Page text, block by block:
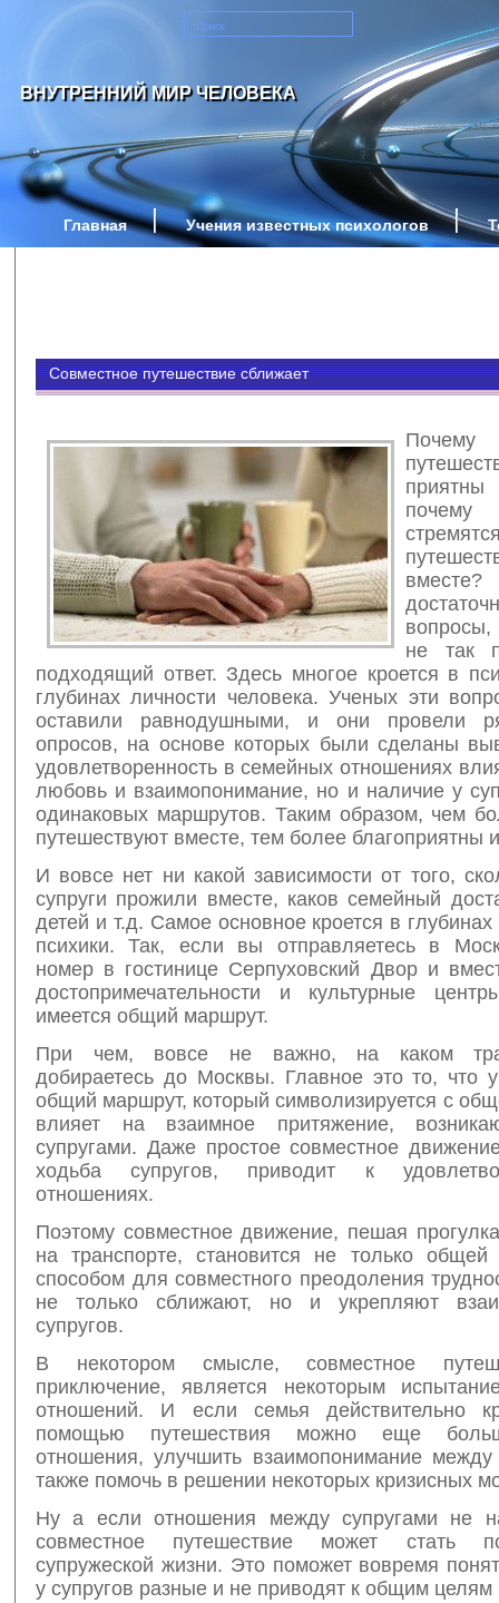
ВНУТРЕННИЙ МИР ЧЕЛОВЕКА
Главная Учения известных психологов
Совместное путешествие сближает
Почему
не так
подходящий ответ. Здесь многое кроется в
глубинах личности человека. Ученых эти
оставили равнодушными, и они провели
опросов, на основе которых были сделаны
удовлетворенность в семейных отношениях
любовь и взаимопонимание, но и наличие у
одинаковых маршрутов. Таким образом, чем
путешествуют вместе, тем более благоприятны
И вовсе нет ни какой зависимости от того,
супруги прожили вместе, каков семейный
детей и т.д. Самое основное кроется в глубинах
психики. Так, если вы отправляетесь в
номер в гостинице Серпуховский Двор и
достопримечательности и культурные
имеется общий маршрут.
При чем, вовсе не важно, на каком
добираетесь до Москвы. Главное это то, что
общий маршрут, который символизируется с
влияет на взаимное притяжение,
супругами. Даже простое совместное
ходьба супругов, приводит к
отношениях.
Поэтому совместное движение, пешая
на транспорте, становится не только
способом для совместного преодоления
не только сближают, но и укрепляют
супругов.
В некотором смысле, совместное
приключение, является некоторым
отношений. И если семья действительно
помощью путешествия можно еще
отношения, улучшить взаимопонимание между
также помочь в решении некоторых кризисных
Ну а если отношения между супругами не
совместное путешествие может стать
супружеской жизни. Это поможет вовремя
у супругов разные и не приводят к общим целям